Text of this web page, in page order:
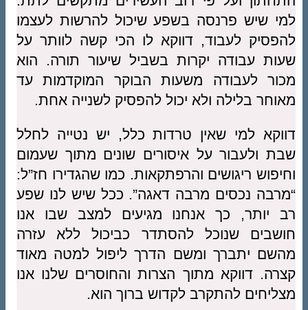
למי שיש פרנסה בשפע שיכול להרשות לעצמו
להפסיק לעבוד, דווקא לו הכי קשה לוותר על
שעות עבודה יקרות בשביל שיעור תורה. הוא
מכור לעבודה משעות הבוקר המוקדמות עד
מאוחר בלילה ולא יכול להפסיק לשנייה אחת.
דווקא למי שאין טרדות כלל, יש נטייה לחלל
שבת ולעבור על איסורים שונים מתוך שעמום
וחיפוש ריגושים והרפתקאות. כמו שהגדירו חז”ל:
“מרבה נכסים מרבה דאגה”. ככל שיש לנו שפע
רב יותר, כך אנחנו מגיעים למצב שבו אנו
חושבים שנוכל להסתדר כביכול ללא עזרה
מהשם יתברך ומשם הדרך ליפול למטה מאוד
קצרה. דווקא מתוך הצרות והחוסרים שלנו אנו
מצליחים להתקרב לקדוש ברוך הוא.